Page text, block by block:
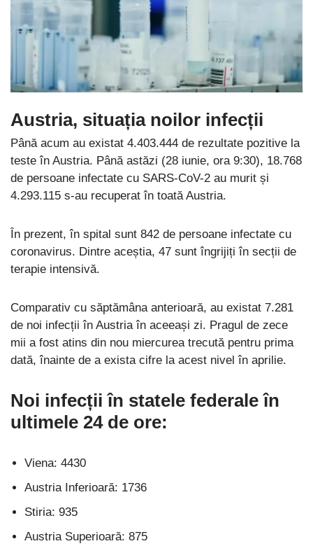
Austria, situația noilor infecții
Până acum au existat 4.403.444 de rezultate pozitive la
teste în Austria. Până astăzi (28 iunie, ora 9:30), 18.768
de persoane infectate cu SARS-CoV-2 au murit și
4.293.115 s-au recuperat în toată Austria.
În prezent, în spital sunt 842 de persoane infectate cu
coronavirus. Dintre aceștia, 47 sunt îngrijiți în secții de
terapie intensivă.
Comparativ cu săptămâna anterioară, au existat 7.281
de noi infecții în Austria în aceeași zi. Pragul de zece
mii a fost atins din nou miercurea trecută pentru prima
dată, înainte de a exista cifre la acest nivel în aprilie.
Noi infecții în statele federale în
ultimele 24 de ore:
Viena: 4430
Austria Inferioară: 1736
Stiria: 935
Austria Superioară: 875